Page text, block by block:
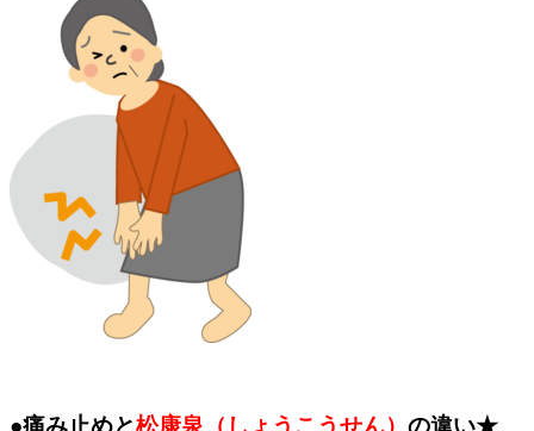
●痛み止めと松康泉（しょうこうせん） の違い★